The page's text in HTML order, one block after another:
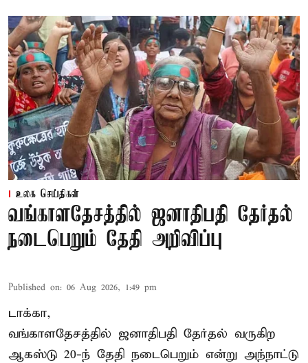
உலக செய்திகள்
வங்காளதேசத்தில் ஜனாதிபதி தேர்தல்
நடைபெறும் தேதி அறிவிப்பு
Published on: 06 Aug 2026, 1:49 pm
டாக்கா,
வங்காளதேசத்தில் ஜனாதிபதி தேர்தல் வருகிற
ஆகஸ்டு 20-ந் தேதி நடைபெறும் என்று அந்நாட்டு